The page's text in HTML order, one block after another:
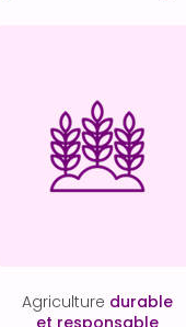
Agriculture durable
et responsable